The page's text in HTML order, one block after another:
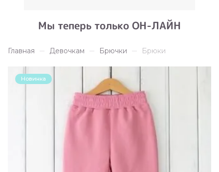
Мы теперь только ОН-ЛАЙН
Главная Девочкам Брючки Брюки
Новинка